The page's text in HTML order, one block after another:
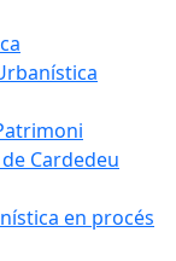
Cardedeu
en procés